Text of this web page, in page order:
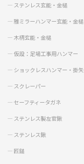
ステンレス玄能・金槌
雅ミラーハンマー玄能・金槌
木柄玄能・金槌
仮設：足場工事用ハンマー
ショックレスハンマー・掛矢
スクレーパー
セーフティータガネ
ステンレス製左官鍬
ステンレス鍬
匠鎚